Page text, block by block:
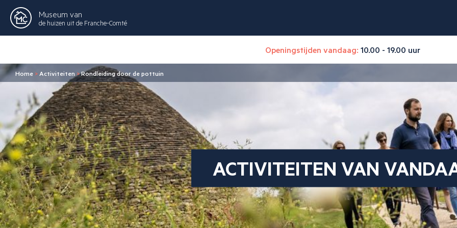
Museum van
de huizen uit de Franche-Comté
Openingstijden vandaag: 10.00 - 19.00 uur
Home > Activiteiten >Rondleiding door de pottuin
ACTIVITEITEN VAN